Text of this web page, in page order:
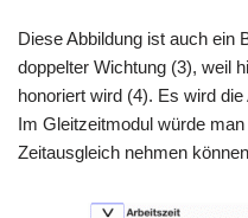
Diese Abbildung ist auch ein
doppelter Wichtung (3), weil
honoriert wird (4). Es wird
Im Gleitzeitmodul würde
Zeitausgleich nehmen